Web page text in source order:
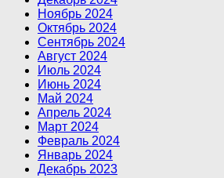
Ноябрь 2024
Октябрь 2024
Сентябрь 2024
Август 2024
Июль 2024
Июнь 2024
Май 2024
Апрель 2024
Март 2024
Февраль 2024
Январь 2024
Декабрь 2023